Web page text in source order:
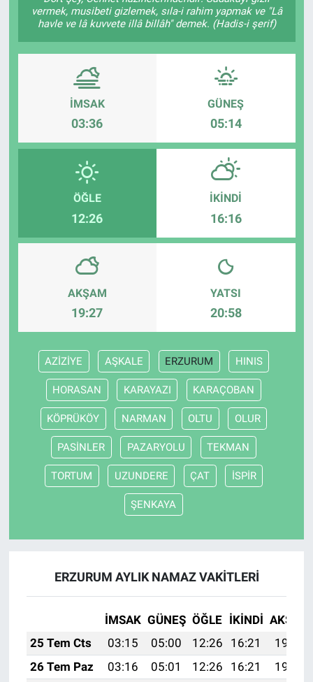
vermek, musibeti gizlemek, sıla-i rahim yapmak ve "Lâ
havle ve lâ kuvvete illâ billâh" demek. (Hadis-i şerif)
İMSAK
03:36
GÜNEŞ
05:14
ÖĞLE
12:26
İKINDI
16:16
AKŞAM
19:27
YATSI
20:58
AZİZİYE AŞKALE ERZURUM HINIS
HORASAN KARAYAZI KARAÇOBAN
KÖPRÜKÖY NARMAN OLTU OLUR
PASİNLER PAZARYOLU TEKMAN
TORTUM UZUNDERE ÇAT İSPİR
ŞENKAYA
ERZURUM AYLIK NAMAZ VAKITLERI
İMSAK GÜNEŞ ÖĞLE İKINDI AKŞAM
25 Tem Cts
03:15 05:00 12:26 16:21
19:43
26 Tem Paz
03:16 05:01 12:26 16:21
19:42
Yaşam